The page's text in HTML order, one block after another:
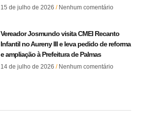
15 de julho de 2026 Nenhum comentário
Vereador Josmundo visita CMEI Recanto
Infantil no Aureny III e leva pedido de reforma
e ampliação à Prefeitura de Palmas
14 de julho de 2026 Nenhum comentário